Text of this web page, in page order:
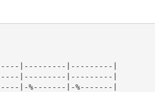
|---------|---------|
|---------|---------|
|-%-------|-%-------|